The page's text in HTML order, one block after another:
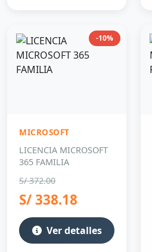
-10%
MICROSOFT
LICENCIA MICROSOFT
365 FAMILIA
S/ 372.00
S/ 338.18
Ver detalles